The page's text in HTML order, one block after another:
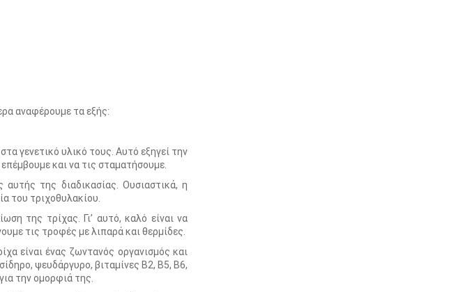
αναφέρουμε τα εξής:
γενετικό υλικό τους. Αυτό εξηγεί την
και να τις σταματήσουμε.
της διαδικασίας. Ουσιαστικά, η
του τριχοθυλακίου.
της τρίχας. Γι’ αυτό, καλό είναι να
τις τροφές με λιπαρά και θερμίδες.
είναι ένας ζωντανός οργανισμός και
ψευδάργυρο, βιταμίνες Β2, Β5, Β6,
την ομορφιά της.